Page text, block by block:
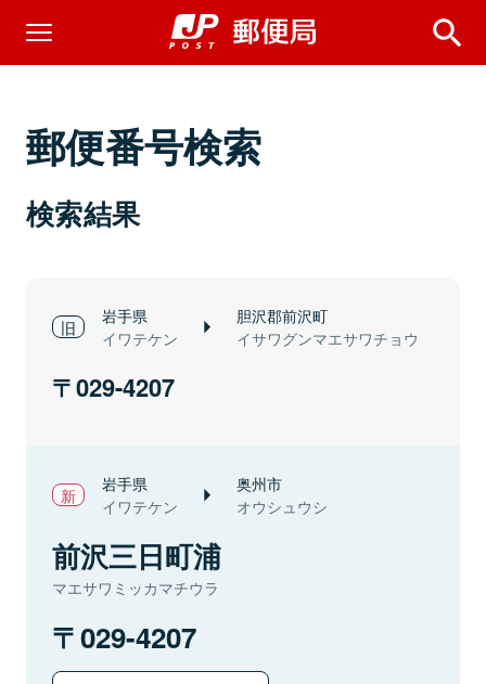
郵便番号検索
検索結果
岩手県
イワテケン
胆沢郡前沢町
イサワグンマエサワチョウ
029-4207
岩手県
イワテケン
奥州市
オウシュウシ
前沢三日町浦
マエサワミッカマチウラ
029-4207